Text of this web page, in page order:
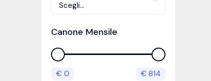
Scegli...
Canone Mensile
€ 0 € 814